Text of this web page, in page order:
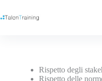
Rispetto degli
Rispetto delle